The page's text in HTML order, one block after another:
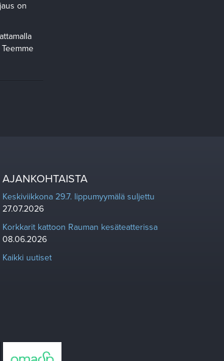
on
AJANKOHTAISTA
Keskiviikkona 29.7. lippumyymälä suljettu
27.07.2026
Korkkarit kattoon Rauman kesäteatterissa
08.06.2026
Kaikki uutiset